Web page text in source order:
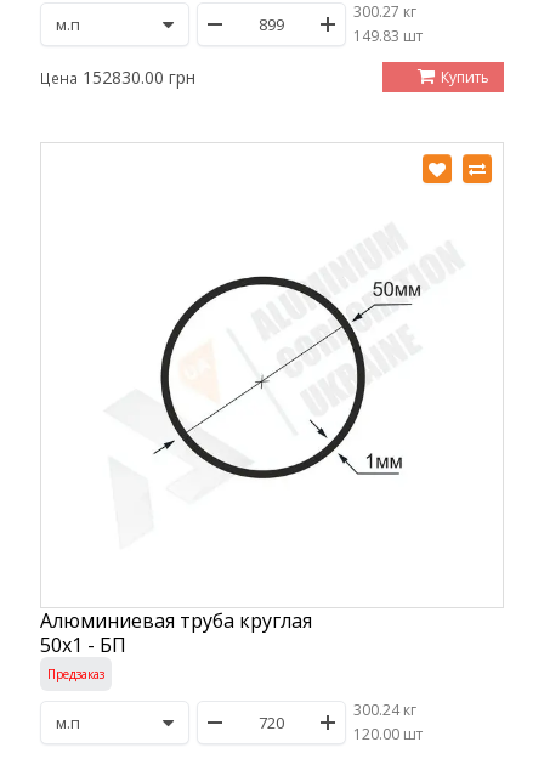
300.27 кг
/149.83 шт
Цена 152830.00 грн Купить
Алюминиевая труба круглая
50х1 - БП
Предзаказ
300.24 кг
/120.00 шт